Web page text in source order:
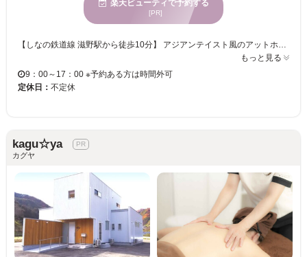
楽天ビューティで予約する
[PR]
【しなの鉄道線 滋野駅から徒歩10分】 アジアンテイスト風のアットホームサロン☆持ち家のアパートの一室で施術を行う、お客様だけのプライベート空間を実現！残りの人生、「人を幸せにし、人に喜ばれることに喜びを見いだしたい」との思いで、お客様の根本的なお悩みの改善に努めております！ 【サロンのこだわり】 当院はボキボキならすような施術は一切行っておりません！中国式整体のツイナーを基にしたソフトな整体で、身体が楽になったと定評あり◎お悩みの原因をじっくり追究し、ホームケアもしっかりアドバイス♪生活習慣の改善などお客様とご一緒に目指します！ ぜひお気軽に足をお運びくださいませ！
もっと見る
9：00～17：00 ※予約ある方は時間外可
定休日： 不定休
kagu☆ya
カグヤ